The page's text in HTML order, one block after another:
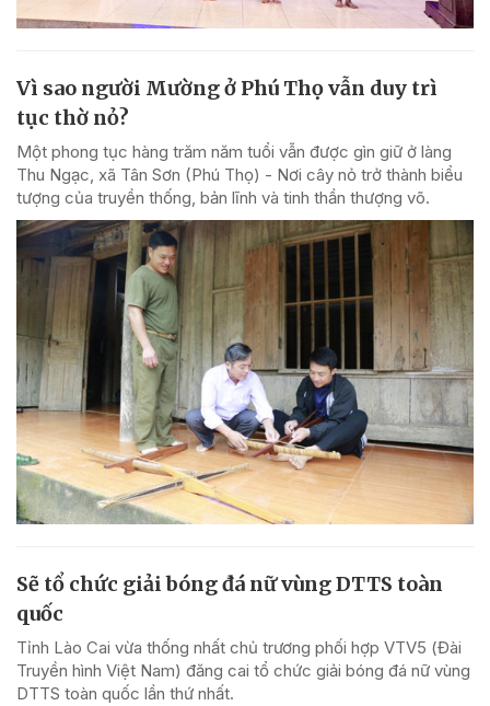
Vì sao người Mường ở Phú Thọ vẫn duy trì
tục thờ nỏ?
Một phong tục hàng trăm năm tuổi vẫn được gìn giữ ở làng
Thu Ngạc, xã Tân Sơn (Phú Thọ) - Nơi cây nỏ trở thành biểu
tượng của truyền thống, bản lĩnh và tinh thần thượng võ.
Sẽ tổ chức giải bóng đá nữ vùng DTTS toàn
quốc
Tỉnh Lào Cai vừa thống nhất chủ trương phối hợp VTV5 (Đài
Truyền hình Việt Nam) đăng cai tổ chức giải bóng đá nữ vùng
DTTS toàn quốc lần thứ nhất.